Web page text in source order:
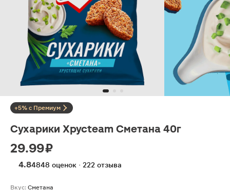
+5% с Премиум
Сухарики Хрусteam Сметана 40г
29.99 ₽
4.84848 оценок · 222 отзыва
Вкус: Сметана